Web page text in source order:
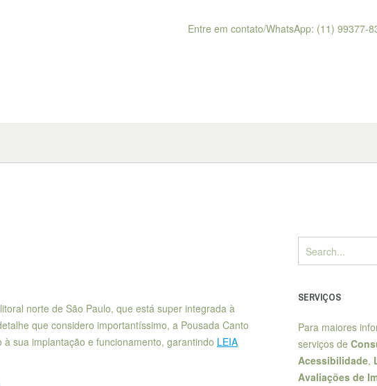
Entre em contato/WhatsApp: (11) 99377-
norte de São Paulo, que está super integrada à
que considero importantíssimo, a Pousada Canto
sua implantação e funcionamento, garantindo LEIA
SERVIÇOS
Para maiores
serviços de
Acessibilidade,
Avaliações de